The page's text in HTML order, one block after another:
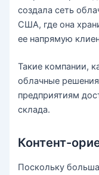
создала сеть
США, где она
ее напрямую
Такие компании,
облачные
предприятиям
склада.
Контент-
Поскольку